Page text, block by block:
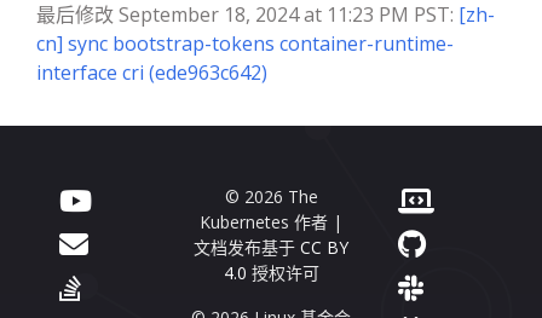
最后修改 September 18, 2024 at 11:23 PM PST: [zh-
cn] sync bootstrap-tokens container-runtime-
interface cri (ede963c642)
© 2026 The
Kubernetes 作者 |
文档发布基于 CC BY
4.0 授权许可